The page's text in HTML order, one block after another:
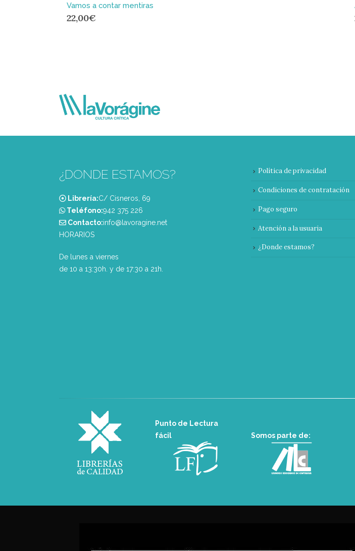
Vamos a contar mentiras
22,00€
¿DONDE ESTAMOS?
Librería:C/ Cisneros, 69
Teléfono:‭942 375 226‬
Contacto:info@lavoragine.net
HORARIOS
De lunes a viernes
de 10 a 13:30h. y de 17:30 a 21h.
Política de privacidad
Condiciones de contratación
Pago seguro
Atención a la usuaria
¿Donde estamos?
Punto de Lectura
fácil
Somos parte de: